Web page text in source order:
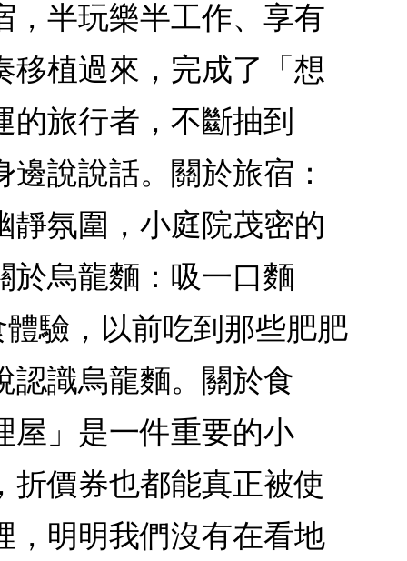
，半玩樂半工作、享有
移植過來，完成了「想
旅行者，不斷抽到
說說話。關於旅宿：
靜氛圍，小庭院茂密的
於烏龍麵：吸一口麵
驗，以前吃到那些肥肥
認識烏龍麵。關於食
屋」是一件重要的小
折價券也都能真正被使
，明明我們沒有在看地